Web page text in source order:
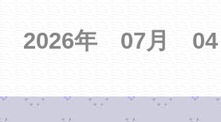
2026年 07月